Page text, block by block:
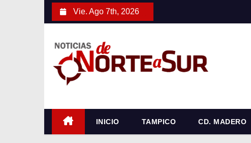
o
Vie. Ago 7th, 2026
INICIO TAMPICO CD. MADERO